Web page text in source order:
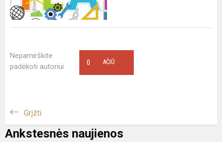
Nepamirškite
padėkoti autoriui
AČIŪ
0
Grįžti
Ankstesnės naujienos